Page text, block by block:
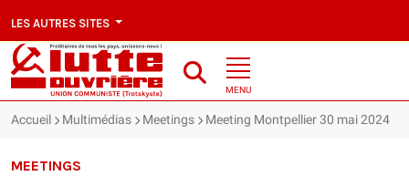
LES AUTRES SITES
MENU
Accueil Multimédias Meetings Meeting Montpellier 30 mai 2024
MEETINGS